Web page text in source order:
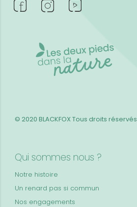
Qui sommes nous ?
Notre histoire
Un renard pas si commun
Nos engagements
© 2020 BLACKFOXTous droits réservés